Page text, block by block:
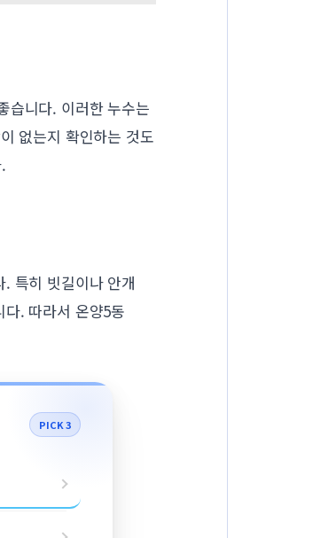
습니다. 이러한 누수는
없는지 확인하는 것도
특히 빗길이나 안개
. 따라서 온양5동
PICK 3